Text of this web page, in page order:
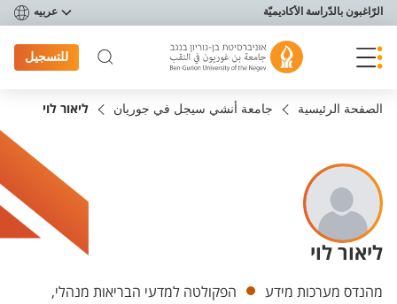
תפריט נגישות
الرّاغبون بالدّراسة الأكاديميّة عربيه
للتسجيل
الصفحة الرئيسية جامعة أنشي سيجل في جوريان ליאור לוי
ליאור לוי
Departments
מהנדס מערכות מידע
הפקולטה למדעי הבריאות מנהלי,